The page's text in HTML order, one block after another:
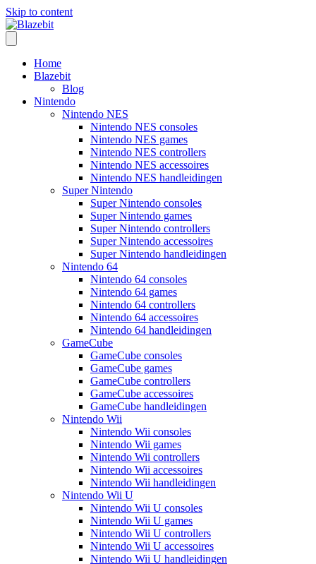
Skip to content
Home
Blazebit
Blog
Nintendo
Nintendo NES
Nintendo NES consoles
Nintendo NES games
Nintendo NES controllers
Nintendo NES accessoires
Nintendo NES handleidingen
Super Nintendo
Super Nintendo consoles
Super Nintendo games
Super Nintendo controllers
Super Nintendo accessoires
Super Nintendo handleidingen
Nintendo 64
Nintendo 64 consoles
Nintendo 64 games
Nintendo 64 controllers
Nintendo 64 accessoires
Nintendo 64 handleidingen
GameCube
GameCube consoles
GameCube games
GameCube controllers
GameCube accessoires
GameCube handleidingen
Nintendo Wii
Nintendo Wii consoles
Nintendo Wii games
Nintendo Wii controllers
Nintendo Wii accessoires
Nintendo Wii handleidingen
Nintendo Wii U
Nintendo Wii U consoles
Nintendo Wii U games
Nintendo Wii U controllers
Nintendo Wii U accessoires
Nintendo Wii U handleidingen